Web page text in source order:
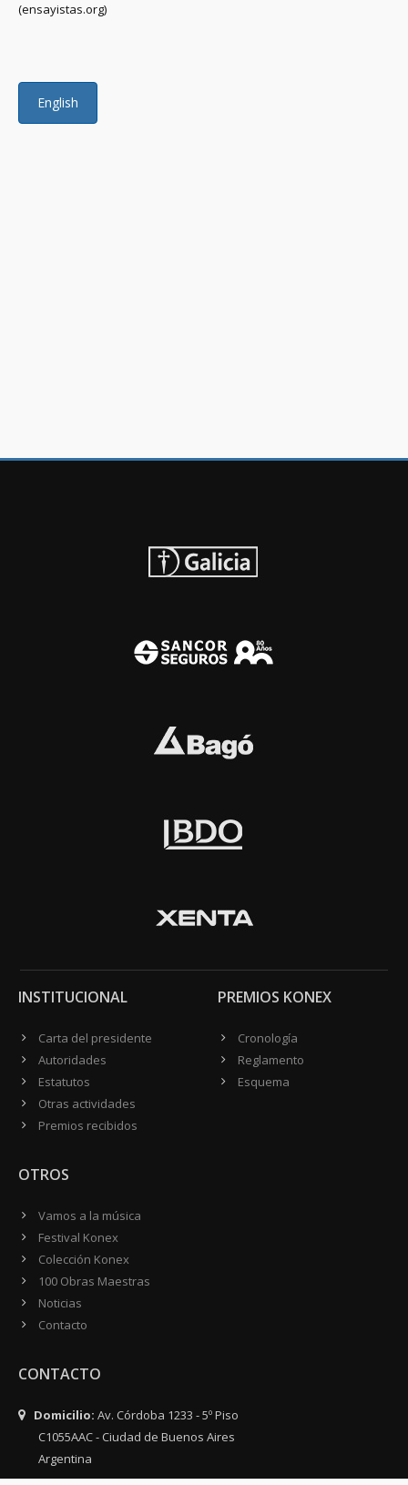
(ensayistas.org)
English
INSTITUCIONAL
Carta del presidente
Autoridades
Estatutos
Otras actividades
Premios recibidos
PREMIOS KONEX
Cronología
Reglamento
Esquema
OTROS
Vamos a la música
Festival Konex
Colección Konex
100 Obras Maestras
Noticias
Contacto
CONTACTO
Domicilio: Av. Córdoba 1233 - 5º Piso
C1055AAC - Ciudad de Buenos Aires
Argentina